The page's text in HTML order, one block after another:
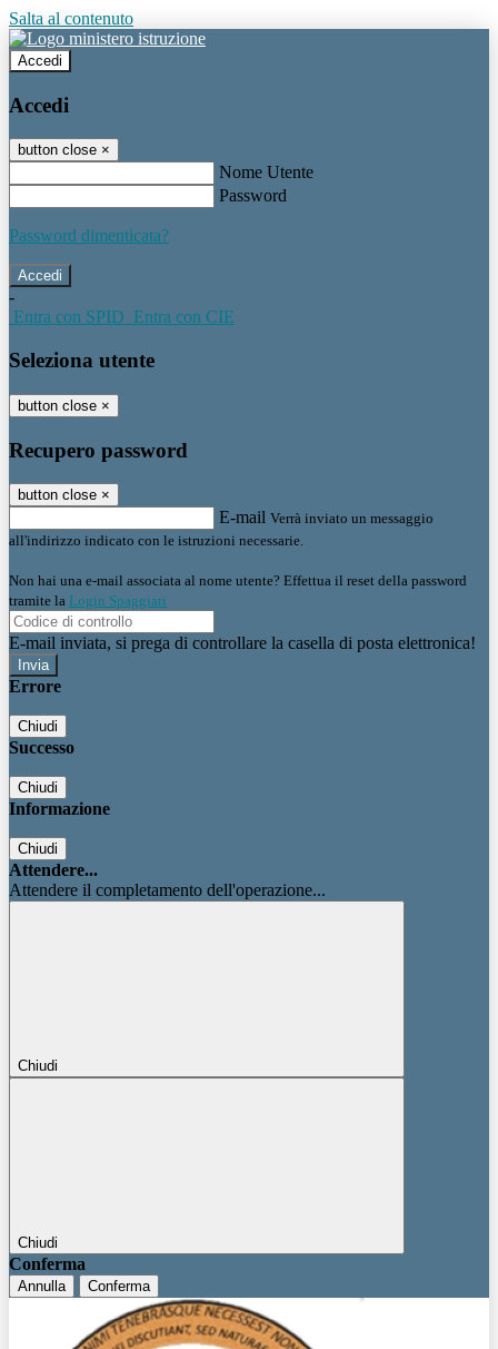
Salta al contenuto
Accedi
Accedi
button close ×
Nome Utente
Password
Password dimenticata?
-
Entra con SPID Entra con CIE
Seleziona utente
button close ×
Recupero password
button close ×
E-mail Verrà inviato un messaggio
all'indirizzo indicato con le istruzioni necessarie.
Non hai una e-mail associata al nome utente? Effettua il reset della password
tramite la Login Spaggiari
E-mail inviata, si prega di controllare la casella di posta elettronica!
Errore
Chiudi
Successo
Chiudi
Informazione
Chiudi
Attendere...
Attendere il completamento dell'operazione...
Chiudi
Chiudi
Conferma
Annulla Conferma